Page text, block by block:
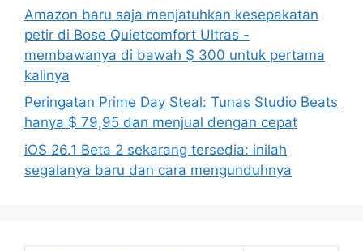
Amazon baru saja menjatuhkan kesepakatan
petir di Bose Quietcomfort Ultras -
membawanya di bawah $ 300 untuk pertama
kalinya
Peringatan Prime Day Steal: Tunas Studio Beats
hanya $ 79,95 dan menjual dengan cepat
iOS 26.1 Beta 2 sekarang tersedia: inilah
segalanya baru dan cara mengunduhnya